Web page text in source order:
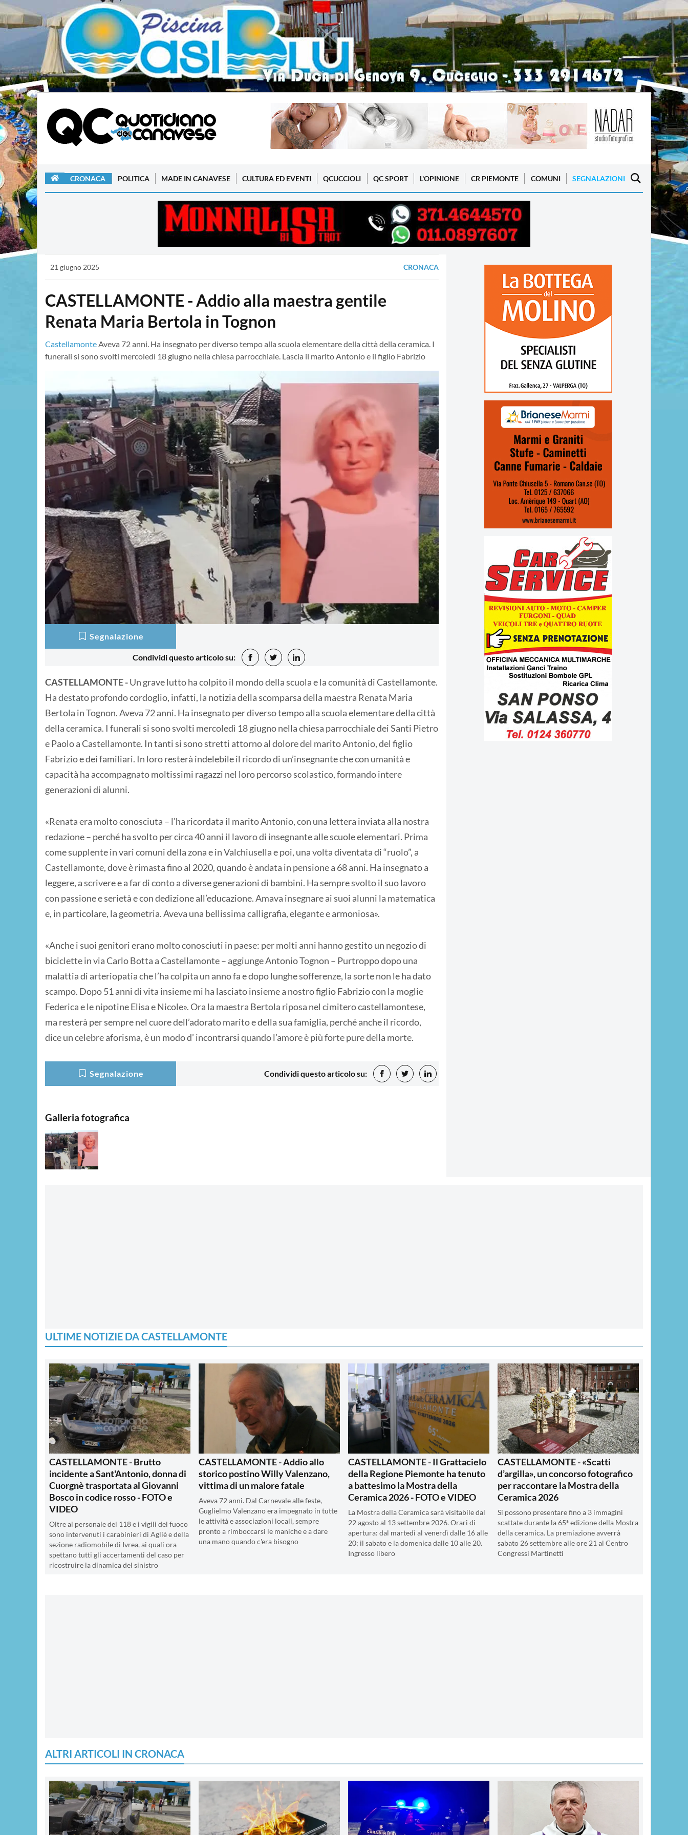
CRONACA POLITICA MADE IN CANAVESE CULTURA ED EVENTI QCUCCIOLI QC SPORT L'OPINIONE CR PIEMONTE COMUNI SEGNALAZIONI
21 giugno 2025 CRONACA
CASTELLAMONTE - Addio alla maestra gentile
Renata Maria Bertola in Tognon
CastellamonteAveva 72 anni. Ha insegnato per diverso tempo alla scuola elementare della città della ceramica. I
funerali si sono svolti mercoledì 18 giugno nella chiesa parrocchiale. Lascia il marito Antonio e il figlio Fabrizio
Segnalazione
Condividi questo articolo su:
CASTELLAMONTE -Un grave lutto ha colpito il mondo della scuola e la comunità di Castellamonte.
Ha destato profondo cordoglio, infatti, la notizia della scomparsa della maestra Renata Maria
Bertola in Tognon. Aveva 72 anni. Ha insegnato per diverso tempo alla scuola elementare della città
della ceramica. I funerali si sono svolti mercoledì 18 giugno nella chiesa parrocchiale dei Santi Pietro
e Paolo a Castellamonte. In tanti si sono stretti attorno al dolore del marito Antonio, del figlio
Fabrizio e dei familiari. In loro resterà indelebile il ricordo di un’insegnante che con umanità e
capacità ha accompagnato moltissimi ragazzi nel loro percorso scolastico, formando intere
generazioni di alunni.
«Renata era molto conosciuta – l’ha ricordata il marito Antonio, con una lettera inviata alla nostra
redazione – perché ha svolto per circa 40 anni il lavoro di insegnante alle scuole elementari. Prima
come supplente in vari comuni della zona e in Valchiusella e poi, una volta diventata di “ruolo”, a
Castellamonte, dove è rimasta fino al 2020, quando è andata in pensione a 68 anni. Ha insegnato a
leggere, a scrivere e a far di conto a diverse generazioni di bambini. Ha sempre svolto il suo lavoro
con passione e serietà e con dedizione all’educazione. Amava insegnare ai suoi alunni la matematica
e, in particolare, la geometria. Aveva una bellissima calligrafia, elegante e armoniosa».
«Anche i suoi genitori erano molto conosciuti in paese: per molti anni hanno gestito un negozio di
biciclette in via Carlo Botta a Castellamonte – aggiunge Antonio Tognon – Purtroppo dopo una
malattia di arteriopatia che l’ha colpita un anno fa e dopo lunghe sofferenze, la sorte non le ha dato
scampo. Dopo 51 anni di vita insieme mi ha lasciato insieme a nostro figlio Fabrizio con la moglie
Federica e le nipotine Elisa e Nicole». Ora la maestra Bertola riposa nel cimitero castellamontese,
ma resterà per sempre nel cuore dell’adorato marito e della sua famiglia, perché anche il ricordo,
dice un celebre aforisma, è un modo d’ incontrarsi quando l’amore è più forte pure della morte.
Segnalazione Condividi questo articolo su:
Galleria fotografica
ULTIME NOTIZIE DA CASTELLAMONTE
CASTELLAMONTE - Brutto
incidente a Sant'Antonio, donna di
Cuorgnè trasportata al Giovanni
Bosco in codice rosso - FOTO e
VIDEO
Oltre al personale del 118 e i vigili del fuoco
sono intervenuti i carabinieri di Agliè e della
sezione radiomobile di Ivrea, ai quali ora
spettano tutti gli accertamenti del caso per
ricostruire la dinamica del sinistro
CASTELLAMONTE - Addio allo
storico postino Willy Valenzano,
vittima di un malore fatale
Aveva 72 anni. Dal Carnevale alle feste,
Guglielmo Valenzano era impegnato in tutte
le attività e associazioni locali, sempre
pronto a rimboccarsi le maniche e a dare
una mano quando c'era bisogno
CASTELLAMONTE - Il Grattacielo
della Regione Piemonte ha tenuto
a battesimo la Mostra della
Ceramica 2026 - FOTO e VIDEO
La Mostra della Ceramica sarà visitabile dal
22 agosto al 13 settembre 2026. Orari di
apertura: dal martedì al venerdì dalle 16 alle
20; il sabato e la domenica dalle 10 alle 20.
Ingresso libero
CASTELLAMONTE - «Scatti
d’argilla», un concorso fotografico
per raccontare la Mostra della
Ceramica 2026
Si possono presentare fino a 3 immagini
scattate durante la 65ª edizione della Mostra
della ceramica. La premiazione avverrà
sabato 26 settembre alle ore 21 al Centro
Congressi Martinetti
ALTRI ARTICOLI IN CRONACA